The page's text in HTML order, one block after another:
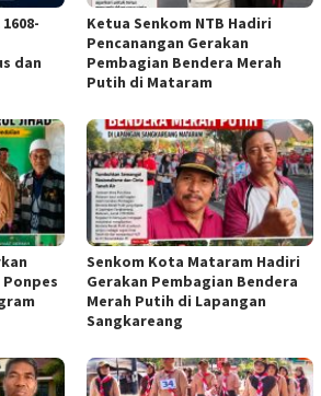
dan
Ketua Senkom NTB Hadiri
Pencanangan Gerakan
Pembagian Bendera Merah
Putih di Mataram
Senkom Kota Mataram Hadiri
Gerakan Pembagian Bendera
Merah Putih di Lapangan
Sangkareang